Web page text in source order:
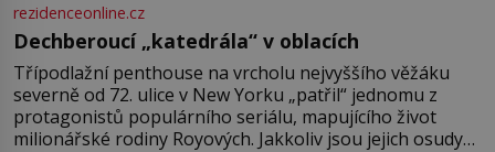
rezidenceonline.cz
Dechberoucí „katedrála“ v oblacích
Třípodlažní penthouse na vrcholu nejvyššího věžáku
severně od 72. ulice v New Yorku „patřil“ jednomu z
protagonistů populárního seriálu, mapujícího život
milionářské rodiny Royových. Jakkoliv jsou jejich osudy